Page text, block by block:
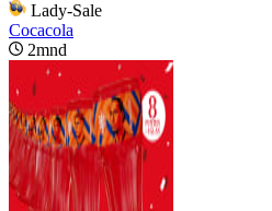
Lady-Sale
Cocacola
2mnd